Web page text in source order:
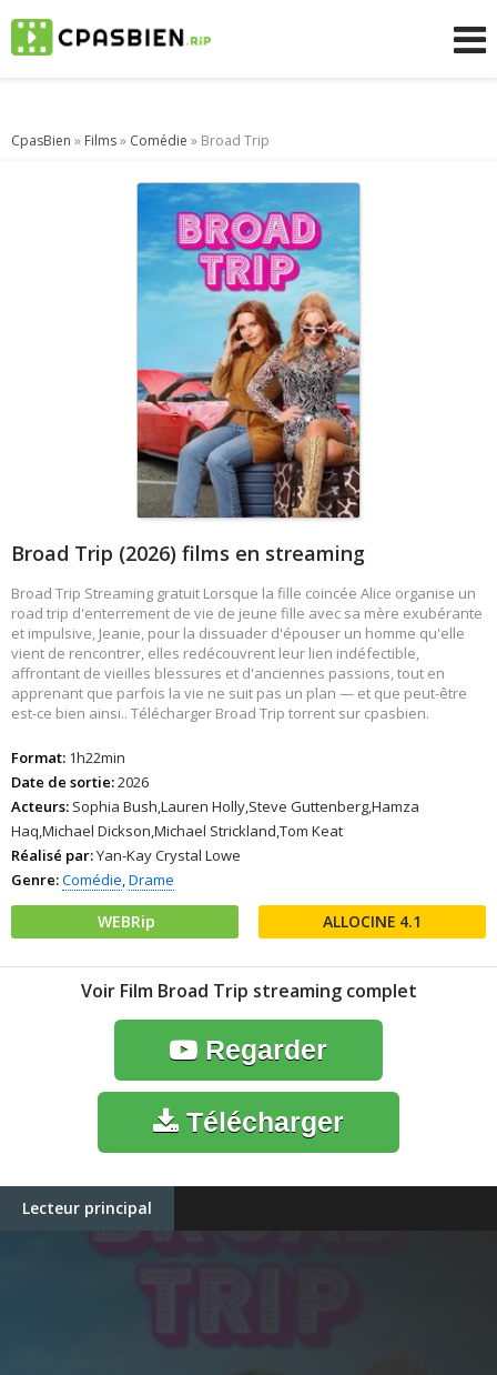
CpasBien » Films» Comédie » Broad Trip
Broad Trip (2026) films en streaming
Broad Trip Streaming gratuit Lorsque la fille coincée Alice organise un
road trip d'enterrement de vie de jeune fille avec sa mère exubérante
et impulsive, Jeanie, pour la dissuader d'épouser un homme qu'elle
vient de rencontrer, elles redécouvrent leur lien indéfectible,
affrontant de vieilles blessures et d'anciennes passions, tout en
apprenant que parfois la vie ne suit pas un plan — et que peut-être
est-ce bien ainsi.. Télécharger Broad Trip torrent sur cpasbien.
Format: 1h22min
Date de sortie:2026
Acteurs: Sophia Bush,Lauren Holly,Steve Guttenberg,Hamza
Haq,Michael Dickson,Michael Strickland,Tom Keat
Réalisé par:Yan-Kay Crystal Lowe
Genre:Comédie Drame
WEBRip 4.1
Voir Film Broad Trip streaming complet
Regarder
Télécharger
Lecteur principal